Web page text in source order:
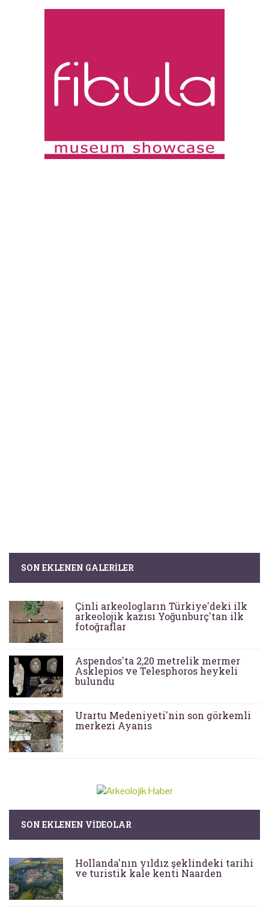
SON EKLENEN GALERILER
Çinli arkeologların Türkiye'deki ilk
arkeolojik kazısı Yoğunburç'tan ilk
fotoğraflar
Aspendos'ta 2,20 metrelik mermer
Asklepios ve Telesphoros heykeli
bulundu
Urartu Medeniyeti'nin son görkemli
merkezi Ayanis
SON EKLENEN VIDEOLAR
Hollanda'nın yıldız şeklindeki tarihi
ve turistik kale kenti Naarden